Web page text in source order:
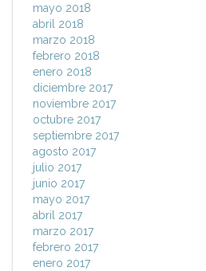
mayo 2018
abril 2018
marzo 2018
febrero 2018
enero 2018
diciembre 2017
noviembre 2017
octubre 2017
septiembre 2017
agosto 2017
julio 2017
junio 2017
mayo 2017
abril 2017
marzo 2017
febrero 2017
enero 2017